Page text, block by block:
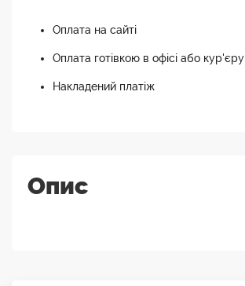
Оплата на сайті
Оплата готівкою в офісі або кур'єру
Накладений платіж
Опис